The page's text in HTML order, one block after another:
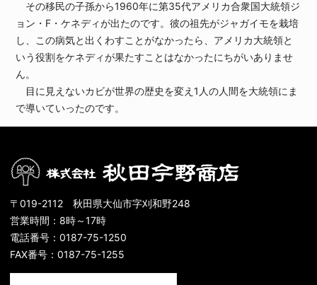
その移民の子孫から1960年に第35代アメリカ合衆国大統領ジ
ョン・F・ケネディが出たのです。彼の祖先がジャガイモを栽培
し、この病気と出くわすことがなかったら、アメリカ大統領と
いう役割をケネディが果たすことはなかったにちがいありませ
ん。
目に見えないカビが世界の歴史を変え1人の人間を大統領にま
で導いていったのです。
〒019-2112 秋田県大仙市字刈和野248
営業時間：8時～17時
電話番号：0187-75-1250
FAX番号：0187-75-1255